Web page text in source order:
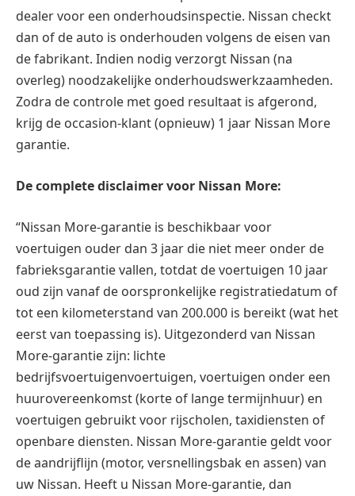
dealer voor een onderhoudsinspectie. Nissan checkt
dan of de auto is onderhouden volgens de eisen van
de fabrikant. Indien nodig verzorgt Nissan (na
overleg) noodzakelijke onderhoudswerkzaamheden.
Zodra de controle met goed resultaat is afgerond,
krijg de occasion-klant (opnieuw) 1 jaar Nissan More
garantie.
De complete disclaimer voor Nissan More:
“Nissan More-garantie is beschikbaar voor
voertuigen ouder dan 3 jaar die niet meer onder de
fabrieksgarantie vallen, totdat de voertuigen 10 jaar
oud zijn vanaf de oorspronkelijke registratiedatum of
tot een kilometerstand van 200.000 is bereikt (wat het
eerst van toepassing is). Uitgezonderd van Nissan
More-garantie zijn: lichte
bedrijfsvoertuigenvoertuigen, voertuigen onder een
huurovereenkomst (korte of lange termijnhuur) en
voertuigen gebruikt voor rijscholen, taxidiensten of
openbare diensten. Nissan More-garantie geldt voor
de aandrijflijn (motor, versnellingsbak en assen) van
uw Nissan. Heeft u Nissan More-garantie, dan